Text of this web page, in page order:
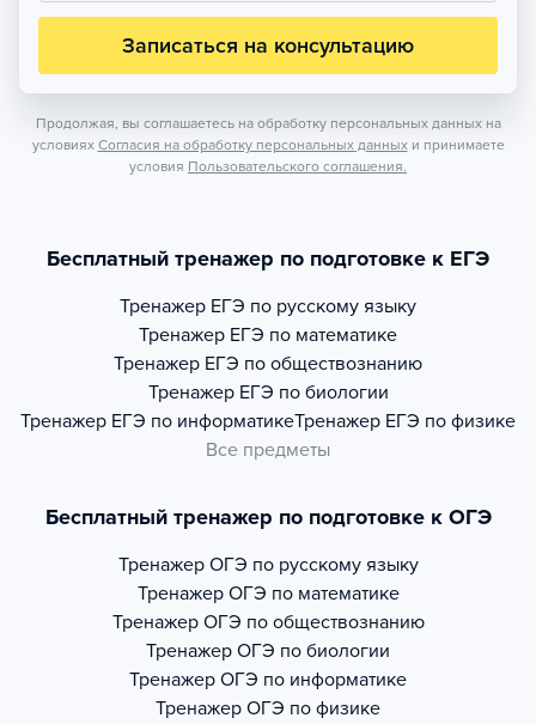
Записаться на консультацию
Продолжая, вы соглашаетесь на обработку персональных данных на
условиях Согласия на обработку персональных данных и принимаете
условия Пользовательского соглашения.
Бесплатный тренажер по подготовке к ЕГЭ
Тренажер ЕГЭ по русскому языку
Тренажер ЕГЭ по математике
Тренажер ЕГЭ по обществознанию
Тренажер ЕГЭ по биологии
Тренажер ЕГЭ по информатикеТренажер ЕГЭ по физике
Все предметы
Бесплатный тренажер по подготовке к ОГЭ
Тренажер ОГЭ по русскому языку
Тренажер ОГЭ по математике
Тренажер ОГЭ по обществознанию
Тренажер ОГЭ по биологии
Тренажер ОГЭ по информатике
Тренажер ОГЭ по физике